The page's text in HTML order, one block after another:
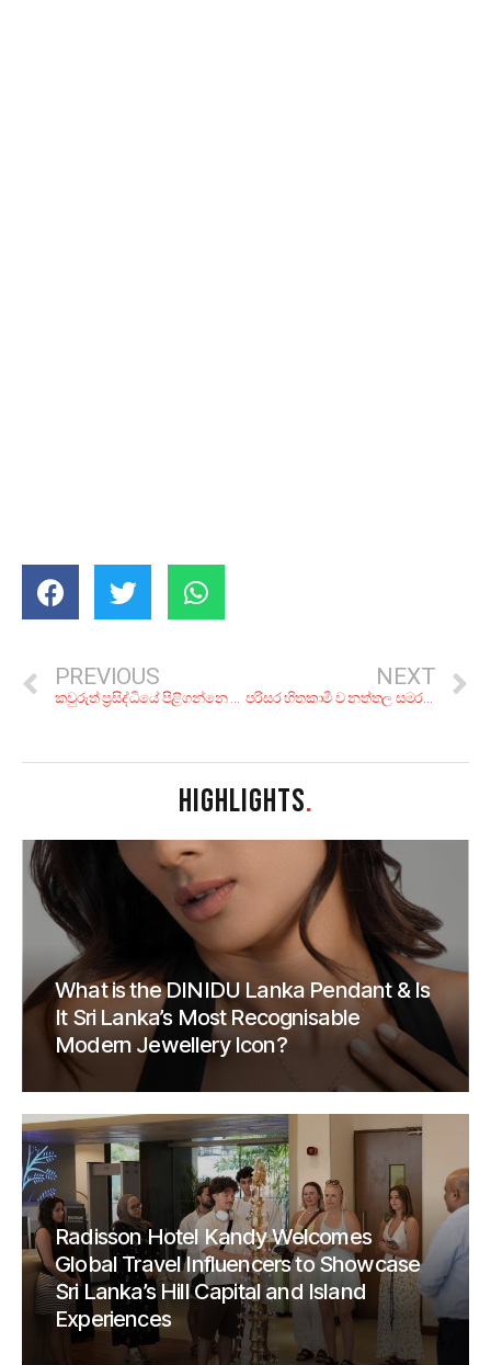
PREVIOUS
කවුරුත් ප්‍රසිද්ධියේ පිළිගන්නෙ නැති, තනිකඩ ජීවිතේක තියන වාසි!
NEXT
පරිසර හිතකාමී ව නත්තල සමරන්න, මේ පියවර 10 අනුගමනය කරන්න
HIGHLIGHTS.
What is the DINIDU Lanka Pendant & Is
It Sri Lanka’s Most Recognisable
Modern Jewellery Icon?
Radisson Hotel Kandy Welcomes
Global Travel Influencers to Showcase
Sri Lanka’s Hill Capital and Island
Experiences